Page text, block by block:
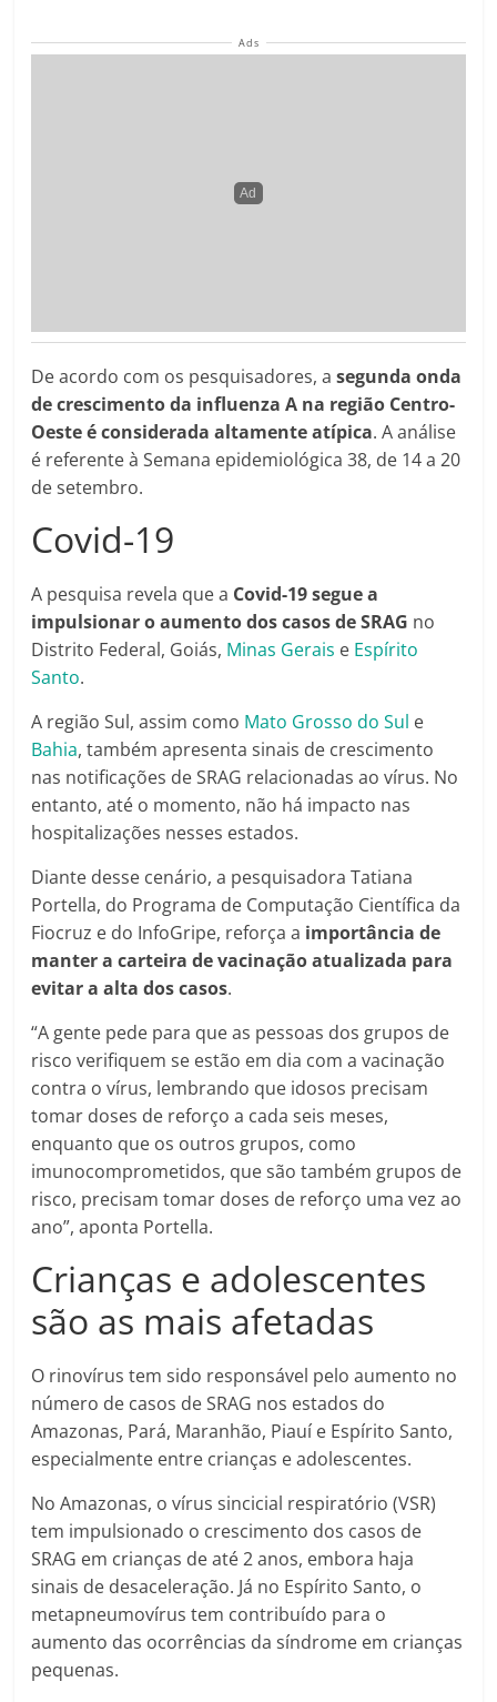
Ads
De acordo com os pesquisadores, asegunda onda
de crescimento da influenza A na região Centro-
Oeste é considerada altamente atípica. A análise
é referente à Semana epidemiológica 38, de 14 a 20
de setembro.
Covid-19
A pesquisa revela que a Covid-19 segue a
impulsionar o aumento dos casos de SRAG no
Distrito Federal, Goiás, Minas Gerais e Espírito
Santo.
A região Sul, assim como Mato Grosso do Sul e
Bahia, também apresenta sinais de crescimento
nas notificações de SRAG relacionadas ao vírus. No
entanto, até o momento, não há impacto nas
hospitalizações nesses estados.
Diante desse cenário, a pesquisadora Tatiana
Portella, do Programa de Computação Científica da
Fiocruz e do InfoGripe, reforça a importância de
manter a carteira de vacinação atualizada para
evitar a alta dos casos.
“A gente pede para que as pessoas dos grupos de
risco verifiquem se estão em dia com a vacinação
contra o vírus, lembrando que idosos precisam
tomar doses de reforço a cada seis meses,
enquanto que os outros grupos, como
imunocomprometidos, que são também grupos de
risco, precisam tomar doses de reforço uma vez ao
ano”, aponta Portella.
Crianças e adolescentes
são as mais afetadas
O rinovírus tem sido responsável pelo aumento no
número de casos de SRAG nos estados do
Amazonas, Pará, Maranhão, Piauí e Espírito Santo,
especialmente entre crianças e adolescentes.
No Amazonas, o vírus sincicial respiratório (VSR)
tem impulsionado o crescimento dos casos de
SRAG em crianças de até 2 anos, embora haja
sinais de desaceleração. Já no Espírito Santo, o
metapneumovírus tem contribuído para o
aumento das ocorrências da síndrome em crianças
pequenas.